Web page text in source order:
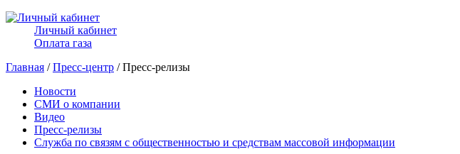
Личный кабинет
Оплата газа
Главная /Пресс-центр / Пресс-релизы
Новости
СМИ о компании
Видео
Пресс-релизы
Служба по связям с общественностью и средствам массовой информации